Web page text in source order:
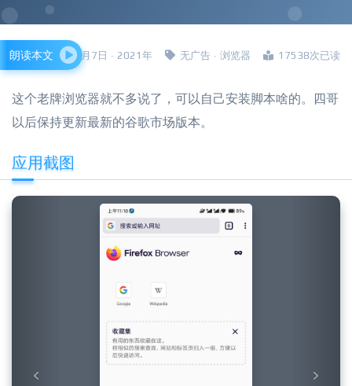
四哥 · 12月7日 · 2021年 无广告 · 浏览器 17538次已读
朗读本文
这个老牌浏览器就不多说了，可以自己安装脚本啥的。四哥
以后保持更新最新的谷歌市场版本。
应用截图
Next